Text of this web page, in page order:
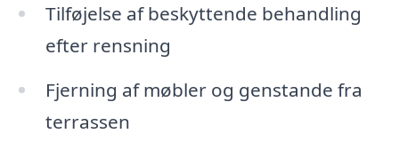
Tilføjelse af beskyttende behandling
efter rensning
Fjerning af møbler og genstande fra
terrassen